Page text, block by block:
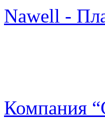
Nawell -
Компания